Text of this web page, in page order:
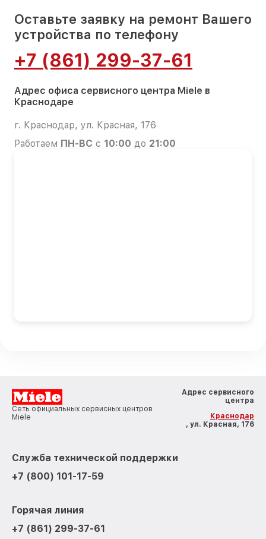
Оставьте заявку на ремонт Вашего
устройства по телефону
+7 (861) 299-37-61
Адрес офиса сервисного центра Miele в
Краснодаре
г. Краснодар, ул. Красная, 176
Работаем ПН-ВС с 10:00 до 21:00
Сеть официальных сервисных центров
Miele
Адрес сервисного
центра
Краснодар
, ул. Красная, 176
Служба технической поддержки
+7 (800) 101-17-59
Горячая линия
+7 (861) 299-37-61